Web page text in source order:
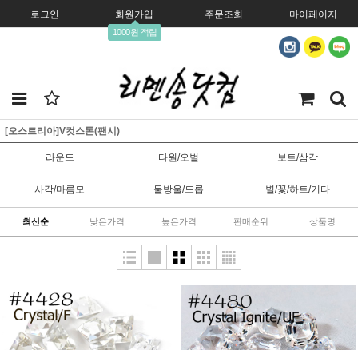
로그인 회원가입
1000원 적립
주문조회 마이페이지
[오스트리아]V컷스톤(팬시)
라운드 타원/오벌 보트/삼각
사각/마름모 물방울/드롭 별/꽃/하트/기타
최신순 낮은가격 높은가격 판매순위 상품명